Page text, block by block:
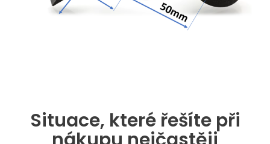
Situace, které řešíte při